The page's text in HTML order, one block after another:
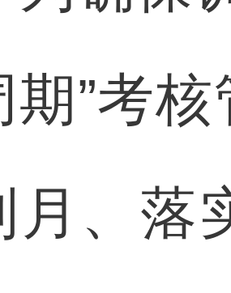
期”考
月、落